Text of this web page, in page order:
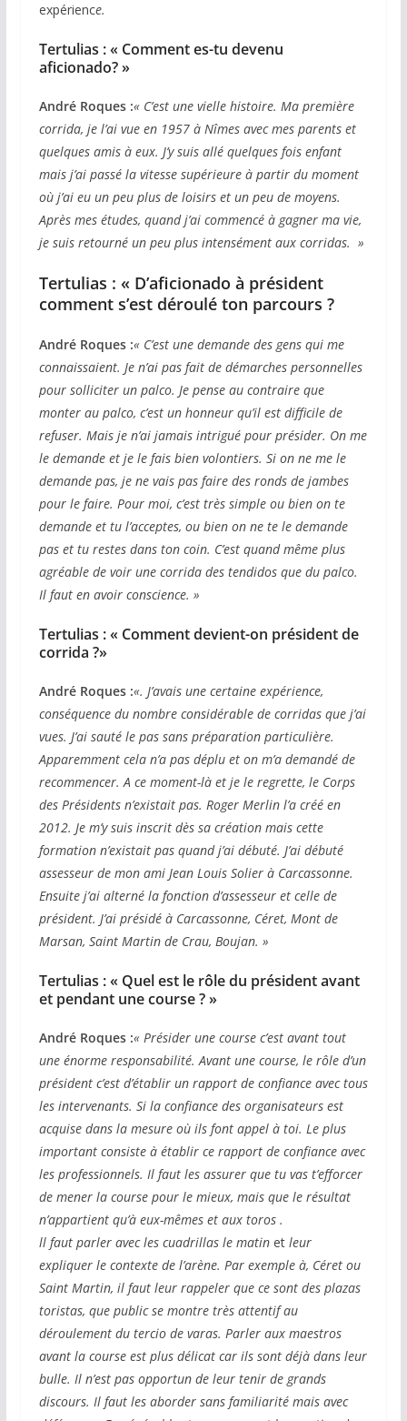
expérience.
Tertulias : « Comment es-tu devenu
aficionado? »
André Roques :« C’est une vielle histoire. Ma première
corrida, je l’ai vue en 1957 à Nîmes avec mes parents et
quelques amis à eux. J’y suis allé quelques fois enfant
mais j’ai passé la vitesse supérieure à partir du moment
où j’ai eu un peu plus de loisirs et un peu de moyens.
Après mes études, quand j’ai commencé à gagner ma vie,
je suis retourné un peu plus intensément aux corridas. »
Tertulias : « D’aficionado à président
comment s’est déroulé ton parcours ?
André Roques :« C’est une demande des gens qui me
connaissaient. Je n’ai pas fait de démarches personnelles
pour solliciter un palco. Je pense au contraire que
monter au palco, c’est un honneur qu’il est difficile de
refuser. Mais je n’ai jamais intrigué pour présider. On me
le demande et je le fais bien volontiers. Si on ne me le
demande pas, je ne vais pas faire des ronds de jambes
pour le faire. Pour moi, c’est très simple ou bien on te
demande et tu l’acceptes, ou bien on ne te le demande
pas et tu restes dans ton coin. C’est quand même plus
agréable de voir une corrida des tendidos que du palco.
Il faut en avoir conscience. »
Tertulias : « Comment devient-on président de
corrida ?»
André Roques :«. J’avais une certaine expérience,
conséquence du nombre considérable de corridas que j’ai
vues. J’ai sauté le pas sans préparation particulière.
Apparemment cela n’a pas déplu et on m’a demandé de
recommencer. A ce moment-là et je le regrette, le Corps
des Présidents n’existait pas. Roger Merlin l’a créé en
2012. Je m’y suis inscrit dès sa création mais cette
formation n’existait pas quand j’ai débuté. J’ai débuté
assesseur de mon ami Jean Louis Solier à Carcassonne.
Ensuite j’ai alterné la fonction d’assesseur et celle de
président. J’ai présidé à Carcassonne, Céret, Mont de
Marsan, Saint Martin de Crau, Boujan. »
Tertulias : « Quel est le rôle du président avant
et pendant une course ? »
André Roques :« Présider une course c’est avant tout
une énorme responsabilité. Avant une course, le rôle d’un
président c’est d’établir un rapport de confiance avec tous
les intervenants. Si la confiance des organisateurs est
acquise dans la mesure où ils font appel à toi. Le plus
important consiste à établir ce rapport de confiance avec
les professionnels. Il faut les assurer que tu vas t’efforcer
de mener la course pour le mieux, mais que le résultat
n’appartient qu’à eux-mêmes et aux toros .
ll faut parler avec les cuadrillas le matinetleur
expliquer le contexte de l’arène. Par exemple à, Céret ou
Saint Martin, il faut leur rappeler que ce sont des plazas
toristas, que public se montre très attentif au
déroulement du tercio de varas. Parler aux maestros
avant la course est plus délicat car ils sont déjà dans leur
bulle. Il n’est pas opportun de leur tenir de grands
discours. Il faut les aborder sans familiarité mais avec